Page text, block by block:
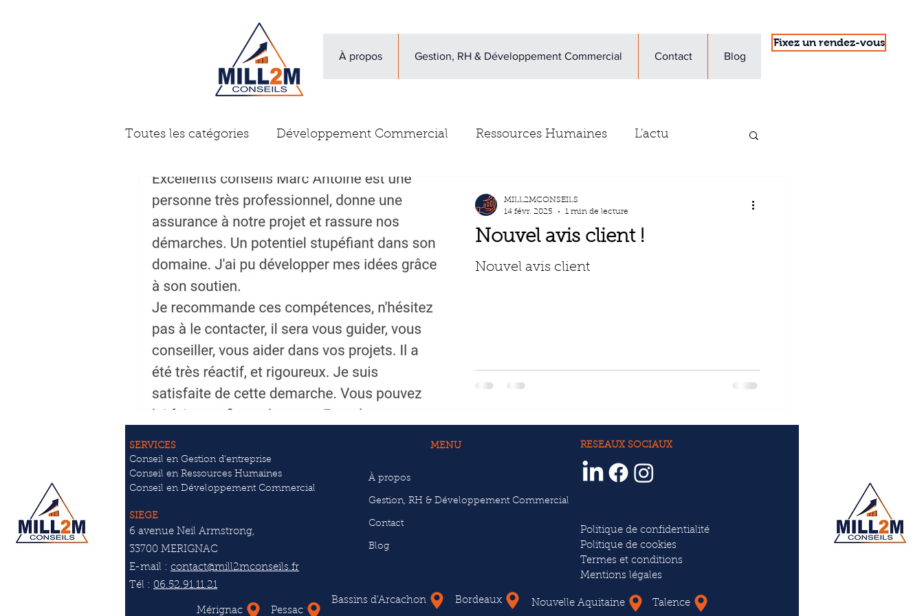
À propos Gestion, RH & Développement Commercial Contact Blog
Fixez un rendez-vous
Toutes les catégories Développement Commercial Ressources Humaines L'actu
Problème des dirigeants Nouvel avis client !
Nouvel avis client
MILL2MCONSEILS
14 févr. 2025
1 min de lecture
SERVICES
Conseil en Gestion d'entreprise
Conseil en Ressources Humaines
Conseil en Développement Commercial
SIEGE
6 avenue Neil Armstrong,
33700 MERIGNAC
E-mail : contact@mill2mconseils.fr
Tél : 06.52.91.11.21
Mérignac Pessac
MENU
À propos
Gestion, RH & Développement Commercial
Contact
Blog
Bassins d'Arcachon Bordeaux
RESEAUX SOCIAUX
Politique de confidentialité
Politique de cookies
Termes et conditions
Mentions légales
Nouvelle Aquitaine Talence